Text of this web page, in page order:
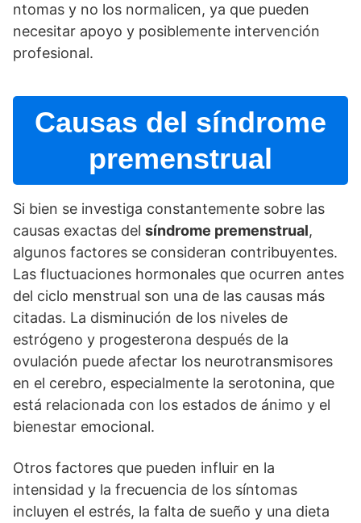
ntomas y no los normalicen, ya que pueden
necesitar apoyo y posiblemente intervención
profesional.
Causas del sí­ndrome
premenstrual
Si bien se investiga constantemente sobre las
causas exactas del sí­ndrome premenstrual,
algunos factores se consideran contribuyentes.
Las fluctuaciones hormonales que ocurren antes
del ciclo menstrual son una de las causas más
citadas. La disminución de los niveles de
estrógeno y progesterona después de la
ovulación puede afectar los neurotransmisores
en el cerebro, especialmente la serotonina, que
está relacionada con los estados de ánimo y el
bienestar emocional.
Otros factores que pueden influir en la
intensidad y la frecuencia de los sí­ntomas
incluyen el estrés, la falta de sueño y una dieta